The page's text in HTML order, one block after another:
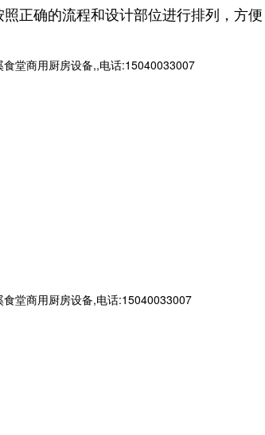
正确的流程和设计部位进行排列，方便
堂商用厨房设备,,电话:15040033007
堂商用厨房设备,电话:15040033007